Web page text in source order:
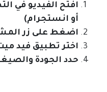
افتح الفيديو في
أو انستجرام)
اضغط على زر
اختر تطبيق فيد
حدد الجودة